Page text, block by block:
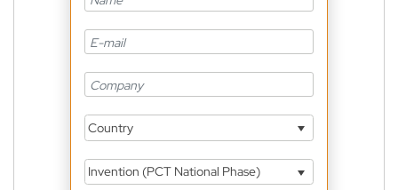
Country
Invention (PCT National Phase)